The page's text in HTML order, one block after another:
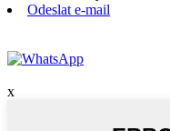
Odeslat e-mail
x